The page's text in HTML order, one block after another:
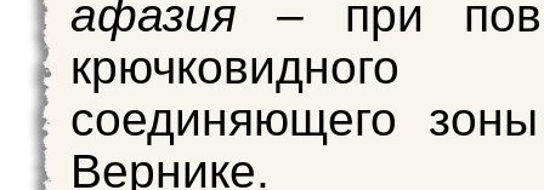
афазия – при
соединяющего
Вернике.